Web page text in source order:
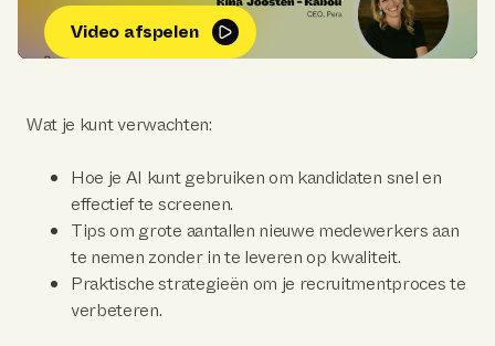
Video afspelen
Wat je kunt verwachten:
Hoe je AI kunt gebruiken om kandidaten snel en
effectief te screenen.
Tips om grote aantallen nieuwe medewerkers aan
te nemen zonder in te leveren op kwaliteit.
Praktische strategieën om je recruitmentproces te
verbeteren.